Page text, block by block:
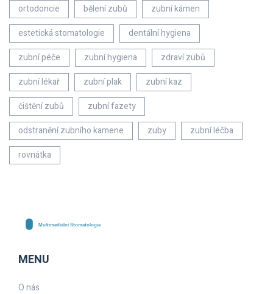
ortodoncie
bělení zubů
zubní kámen
estetická stomatologie
dentální hygiena
zubní péče
zubní hygiena
zdraví zubů
zubní lékař
zubní plak
zubní kaz
čištění zubů
zubní fazety
odstranění zubního kamene
zuby
zubní léčba
rovnátka
MENU
O nás